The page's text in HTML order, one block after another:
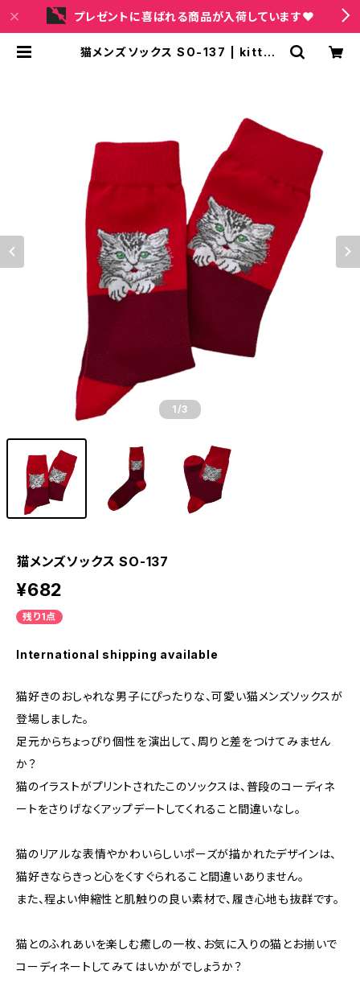
プレゼントに喜ばれる商品が入荷しています❤
猫メンズソックス SO-137 | kitten
1 /3
猫メンズソックス SO-137
¥682
残り1点
International shipping available
猫好きのおしゃれな男子にぴったりな、可愛い猫メンズソックスが
登場しました。
足元からちょっぴり個性を演出して、周りと差をつけてみません
か？
猫のイラストがプリントされたこのソックスは、普段のコーディネ
ートをさりげなくアップデートしてくれること間違いなし。
猫のリアルな表情やかわいらしいポーズが描かれたデザインは、
猫好きならきっと心をくすぐられること間違いありません。
また、程よい伸縮性と肌触りの良い素材で、履き心地も抜群です。
猫とのふれあいを楽しむ癒しの一枚、お気に入りの猫とお揃いで
コーディネートしてみてはいかがでしょうか？